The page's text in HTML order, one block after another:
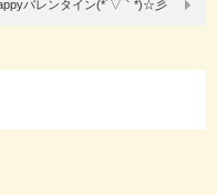
バレンタイン(*´▽｀*)☆彡